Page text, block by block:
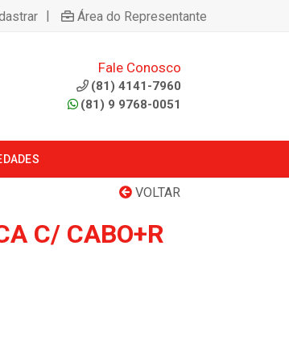
| Área do Representante
Fale Conosco
(81) 4141-7960
(81) 9 9768-0051
VOLTAR
C/ CABO+R